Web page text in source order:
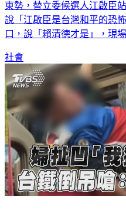
東勢，替立委候選人江啟臣
說「江啟臣是台灣和平的恐
口，說「賴清德才是」，現
社會